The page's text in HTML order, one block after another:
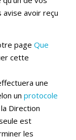
avoir reçu
page Que
cette
une
un protocole
Direction
est
les